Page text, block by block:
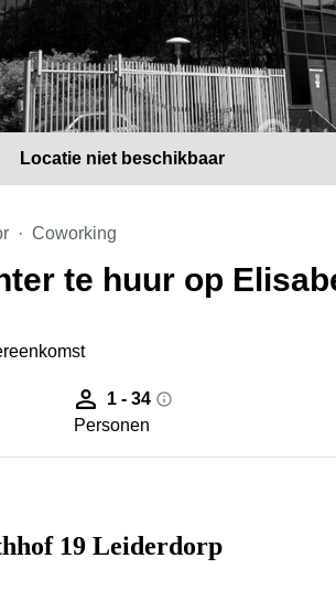
Locatie niet beschikbaar
Coworking
te huur op
1 - 34
Personen
19 Leiderdorp